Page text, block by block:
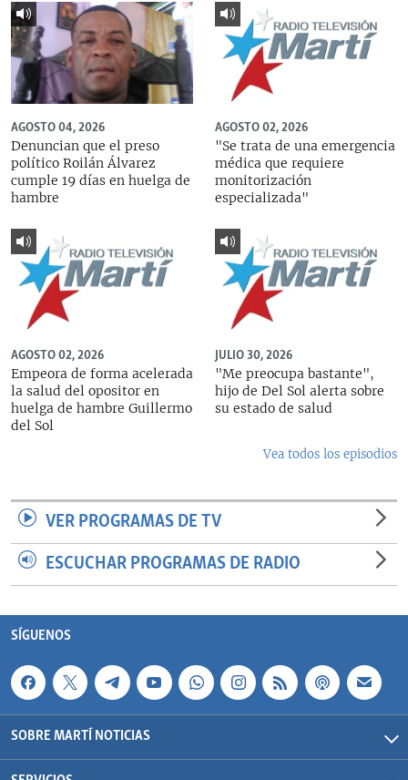
AGOSTO 04, 2026
Denuncian que el preso
político Roilán Álvarez
cumple 19 días en huelga de
hambre
AGOSTO 02, 2026
"Se trata de una emergencia
médica que requiere
monitorización
especializada"
AGOSTO 02, 2026
Empeora de forma acelerada
la salud del opositor en
huelga de hambre Guillermo
del Sol
JULIO 30, 2026
"Me preocupa bastante",
hijo de Del Sol alerta sobre
su estado de salud
Vea todos los episodios
VER PROGRAMAS DE TV
ESCUCHAR PROGRAMAS DE RADIO
SÍGUENOS
SOBRE MARTÍ NOTICIAS